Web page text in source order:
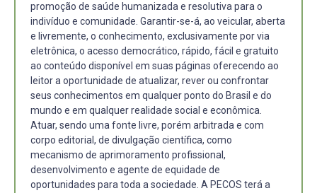
promoção de saúde humanizada e resolutiva para o
indivíduo e comunidade. Garantir-se-á, ao veicular, aberta
e livremente, o conhecimento, exclusivamente por via
eletrônica, o acesso democrático, rápido, fácil e gratuito
ao conteúdo disponível em suas páginas oferecendo ao
leitor a oportunidade de atualizar, rever ou confrontar
seus conhecimentos em qualquer ponto do Brasil e do
mundo e em qualquer realidade social e econômica.
Atuar, sendo uma fonte livre, porém arbitrada e com
corpo editorial, de divulgação científica, como
mecanismo de aprimoramento profissional,
desenvolvimento e agente de equidade de
oportunidades para toda a sociedade. A PECOS terá a